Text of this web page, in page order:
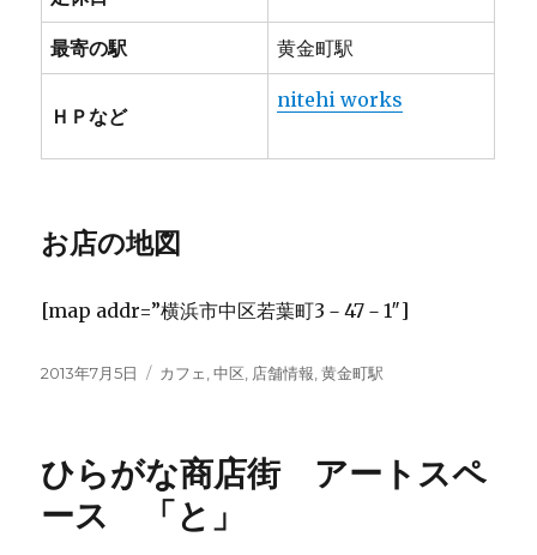
最寄の駅 黄金町駅
ＨＰなど
nitehi works
お店の地図
[map addr=”横浜市中区若葉町3－47－1″]
投
2013年7月5日
カ
ー
カフェ ,中区 店舗情報 ,黄金町駅
ひらがな商店街 アートスペ
ース 「と」